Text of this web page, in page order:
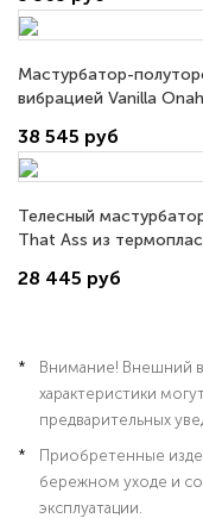
Мастурбатор-
вибрацией Vanilla
38 545 руб
Телесный
That Ass из
28 445 руб
Внимание! Внешний
характеристики
предварительных
Приобретенные
бережном уходе и
эксплуатации.